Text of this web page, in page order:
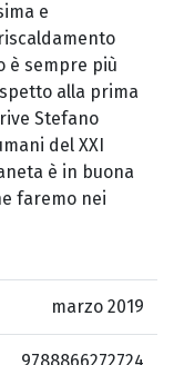
e
è sempre più
alla prima
Stefano
del XXI
è in buona
faremo nei
marzo 2019